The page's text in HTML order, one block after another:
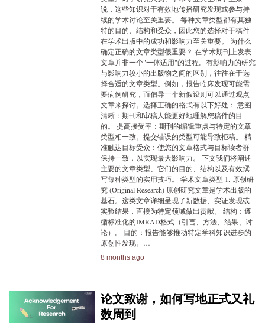
说，这些知识对于有效地传播研究发现或参与持
续的学术讨论至关重要。 每种文章类型都有其独
特的目的、结构和受众，因此您的选择对于稿件
在学术出版中的成功和影响力至关重要。 为什么
确定正确的文章类型很重要？ 在学术期刊上发表
文章并非一个"一体适用"的过程。有影响力的研究
与影响力较小的出版物之间的区别，往往在于选
择合适的文章类型。例如，报告临床发现可能需
要病例研究，而倡导一个新假设则可以通过观点
文章来探讨。选择正确的格式有以下好处： 意图
清晰：期刊和审稿人能更好地理解您稿件的目
的。 提高接受率：期刊的编辑重点与特定的文章
类型相一致。提交错误的类型可能导致拒稿。 精
准触达目标受众：使您的文章格式与目标读者群
保持一致，以实现最大影响力。 下文我们将阐述
主要的文章类型、它们的目的、结构以及有效撰
写每种类型的实用技巧。 学术文章类型 1. 原创研
究 (Original Research) 原创研究文章是学术出版的
基石。这类文章详细呈现了新数据、实证发现或
实验结果，直接为特定领域做出贡献。 结构：遵
循标准化的IMRAD格式（引言、方法、结果、讨
论）。 目的：报告能够推动特定学科知识进步的
原创性发现。…
8 months ago
论文致谢，如何写地正式又礼
数周到